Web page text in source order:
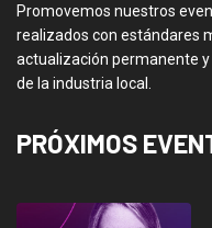
Promovemos nuestros
realizados con estándares
actualización permanente
de la industria local.
PRÓXIMOS